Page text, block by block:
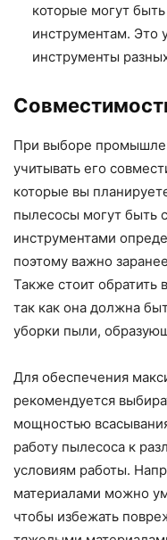
которые могут
инструментам. Это
инструменты
При выборе
учитывать его
которые вы
пылесосы могут быть
инструментами
поэтому важно
Также стоит
так как она должна
уборки пыли,
Для обеспечения
рекомендуется
мощностью
работу пылесоса к
условиям работы.
материалами можно
чтобы избежать